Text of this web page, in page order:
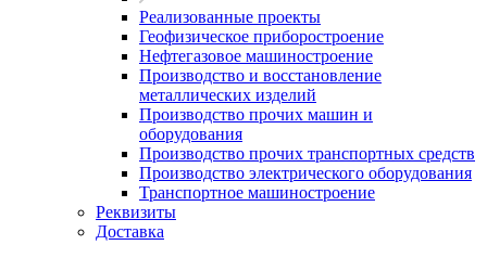
Реализованные проекты
Геофизическое приборостроение
Нефтегазовое машиностроение
Производство и восстановление
металлических изделий
Производство прочих машин и
оборудования
Производство прочих транспортных средств
Производство электрического оборудования
Транспортное машиностроение
Реквизиты
Доставка